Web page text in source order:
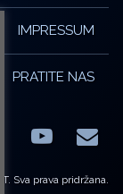
IMPRESSUM
PRATITE NAS
E-
Sva prava pridržana.